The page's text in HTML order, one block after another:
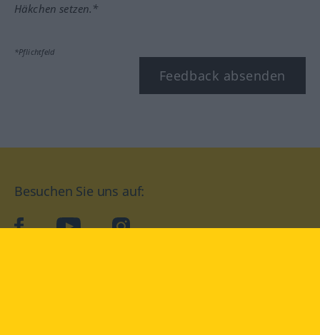
Häkchen setzen.*
*Pflichtfeld
Feedback absenden
Besuchen Sie uns auf:
facebookYouTube Instagram